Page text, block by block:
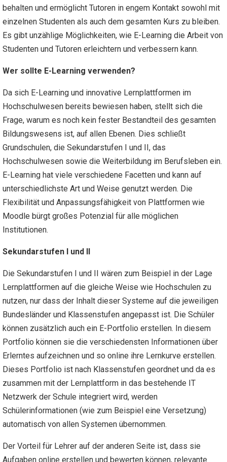
behalten und ermöglicht Tutoren in engem Kontakt sowohl mit
einzelnen Studenten als auch dem gesamten Kurs zu bleiben.
Es gibt unzählige Möglichkeiten, wie E-Learning die Arbeit von
Studenten und Tutoren erleichtern und verbessern kann.
Wer sollte E-Learning verwenden?
Da sich E-Learning und innovative Lernplattformen im
Hochschulwesen bereits bewiesen haben, stellt sich die
Frage, warum es noch kein fester Bestandteil des gesamten
Bildungswesens ist, auf allen Ebenen. Dies schließt
Grundschulen, die Sekundarstufen I und II, das
Hochschulwesen sowie die Weiterbildung im Berufsleben ein.
E-Learning hat viele verschiedene Facetten und kann auf
unterschiedlichste Art und Weise genutzt werden. Die
Flexibilität und Anpassungsfähigkeit von Plattformen wie
Moodle bürgt großes Potenzial für alle möglichen
Institutionen.
Sekundarstufen I und II
Die Sekundarstufen I und II wären zum Beispiel in der Lage
Lernplattformen auf die gleiche Weise wie Hochschulen zu
nutzen, nur dass der Inhalt dieser Systeme auf die jeweiligen
Bundesländer und Klassenstufen angepasst ist. Die Schüler
können zusätzlich auch ein E-Portfolio erstellen. In diesem
Portfolio können sie die verschiedensten Informationen über
Erlerntes aufzeichnen und so online ihre Lernkurve erstellen.
Dieses Portfolio ist nach Klassenstufen geordnet und da es
zusammen mit der Lernplattform in das bestehende IT
Netzwerk der Schule integriert wird, werden
Schülerinformationen (wie zum Beispiel eine Versetzung)
automatisch von allen Systemen übernommen.
Der Vorteil für Lehrer auf der anderen Seite ist, dass sie
Aufgaben online erstellen und bewerten können, relevante